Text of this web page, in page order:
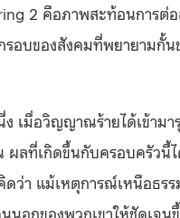
2 คือภาพสะท้อนการต่อ
อบของสังคมที่พยายามกั้น
เมื่อวิญญาณร้ายได้เข้ามา
ผลที่เกิดขึ้นกับครอบครัวนี้
ว่า แม้เหตุการณ์เหนือธรร
นอกของพวกเขาให้ชัดเจน